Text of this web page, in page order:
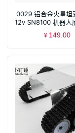
0029 铝合金火星坦
12v SN8100 机器人
车底盘for arduino
¥ 149.00